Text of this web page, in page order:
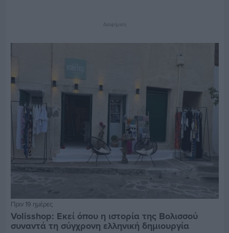
Διαφήμιση
Πριν 19 ημέρες
Volisshop: Εκεί όπου η ιστορία της Βολισσού
συναντά τη σύγχρονη ελληνική δημιουργία